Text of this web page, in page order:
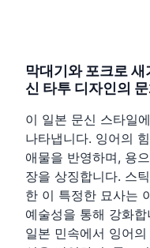
막대기와 포크로
신 타투 디자인의 문
이 일본 문신 스타일
나타냅니다. 잉어의
애물을 반영하며, 용
장을 상징합니다. 스
한 이 특정한 묘사는
예술성을 통해 강화
일본 민속에서 잉어